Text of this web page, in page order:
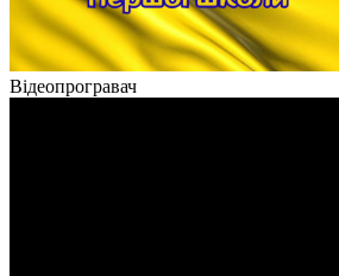
Відеопрогравач